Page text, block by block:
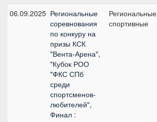
06.09.2025 Региональные
соревнования
по конкуру на
призы КСК
"Вента-Арена",
"Кубок РОО
"ФКС СПб
среди
спортсменов-
любителей",
Финал :
Региональные
спортивные